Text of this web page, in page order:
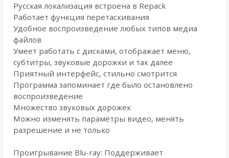
Русская локализация встроена в Repack
Работает функция перетаскивания
Удобное воспроизведение любых типов медиа
файлов
Умеет работать с дисками, отображает меню,
субтитры, звуковые дорожки и так далее
Приятный интерфейс, стильно смотрится
Программа запоминает где было остановлено
воспроизведение
Множество звуковых дорожек
Можно изменять параметры видео, менять
разрешение и не только
Проигрывание Blu-ray: Поддерживает